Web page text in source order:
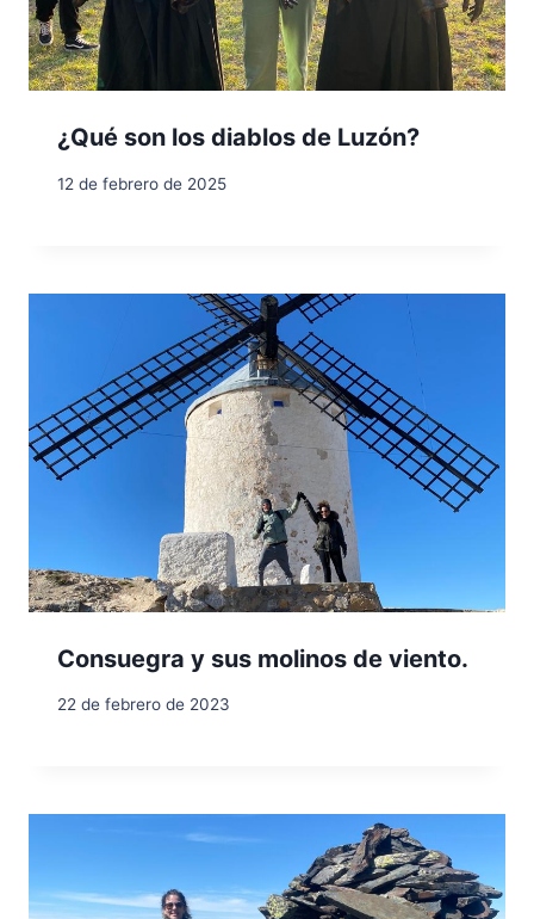
¿Qué son los diablos de Luzón?
12 de febrero de 2025
Consuegra y sus molinos de viento.
22 de febrero de 2023